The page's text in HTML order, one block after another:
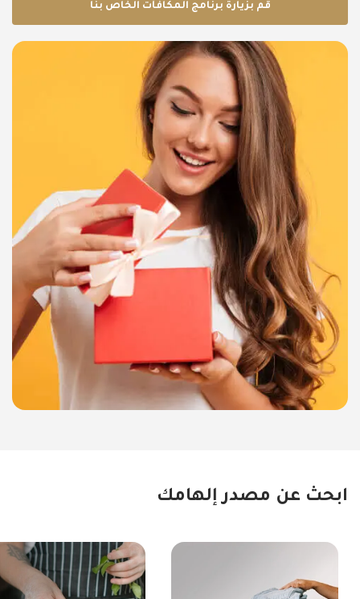
قم بزيارة برنامج المكافآت الخاص بنا
ابحث عن مصدر إلهامك